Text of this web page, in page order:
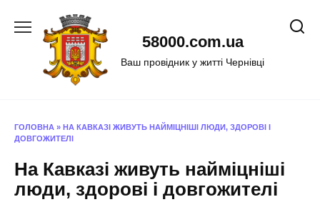
58000.com.ua
Ваш провідник у житті Чернівці
ГОЛОВНА » НА КАВКАЗІ ЖИВУТЬ НАЙМІЦНІШІ ЛЮДИ, ЗДОРОВІ І
ДОВГОЖИТЕЛІ
На Кавказі живуть найміцніші
люди, здорові і довгожителі